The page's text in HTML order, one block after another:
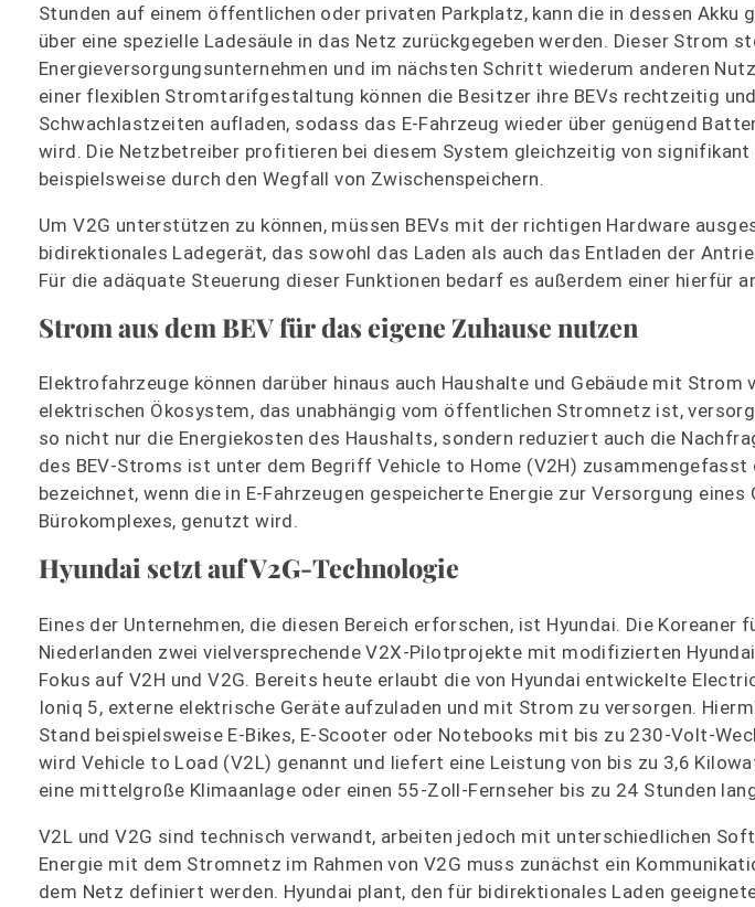
Stunden auf einem öffentlichen oder privaten Parkplatz, kann die in dessen Akku
über eine spezielle Ladesäule in das Netz zurückgegeben werden. Dieser Strom
Energieversorgungsunternehmen und im nächsten Schritt wiederum anderen
einer flexiblen Stromtarifgestaltung können die Besitzer ihre BEVs rechtzeitig
Schwachlastzeiten aufladen, sodass das E-Fahrzeug wieder über genügend
wird. Die Netzbetreiber profitieren bei diesem System gleichzeitig von
beispielsweise durch den Wegfall von Zwischenspeichern.
Um V2G unterstützen zu können, müssen BEVs mit der richtigen Hardware
bidirektionales Ladegerät, das sowohl das Laden als auch das Entladen der
Für die adäquate Steuerung dieser Funktionen bedarf es außerdem einer hierfür
Strom aus dem BEV für das eigene Zuhause nutzen
Elektrofahrzeuge können darüber hinaus auch Haushalte und Gebäude mit Strom
elektrischen Ökosystem, das unabhängig vom öffentlichen Stromnetz ist,
so nicht nur die Energiekosten des Haushalts, sondern reduziert auch die
des BEV-Stroms ist unter dem Begriff Vehicle to Home (V2H)
bezeichnet, wenn die in E-Fahrzeugen gespeicherte Energie zur Versorgung eines
Bürokomplexes, genutzt wird.
Hyundai setzt auf V2G-Technologie
Eines der Unternehmen, die diesen Bereich erforschen, ist Hyundai. Die Koreaner
Niederlanden zwei vielversprechende V2X-Pilotprojekte mit modifizierten
Fokus auf V2H und V2G. Bereits heute erlaubt die von Hyundai entwickelte
Ioniq 5, externe elektrische Geräte aufzuladen und mit Strom zu versorgen.
Stand beispielsweise E-Bikes, E-Scooter oder Notebooks mit bis zu 230-Volt-
wird Vehicle to Load (V2L) genannt und liefert eine Leistung von bis zu 3,6
eine mittelgroße Klimaanlage oder einen 55-Zoll-Fernseher bis zu 24 Stunden
V2L und V2G sind technisch verwandt, arbeiten jedoch mit unterschiedlichen
Energie mit dem Stromnetz im Rahmen von V2G muss zunächst ein
dem Netz definiert werden. Hyundai plant, den für bidirektionales Laden